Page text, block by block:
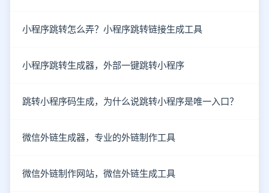
小程序跳转怎么弄？小程序跳转链接生成工具
小程序跳转生成器，外部一键跳转小程序
跳转小程序码生成，为什么说跳转小程序是唯一入口？
微信外链生成器，专业的外链制作工具
微信外链制作网站，微信外链生成工具